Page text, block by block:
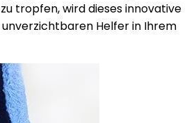
tropfen, wird dieses innovative
Helfer in Ihrem